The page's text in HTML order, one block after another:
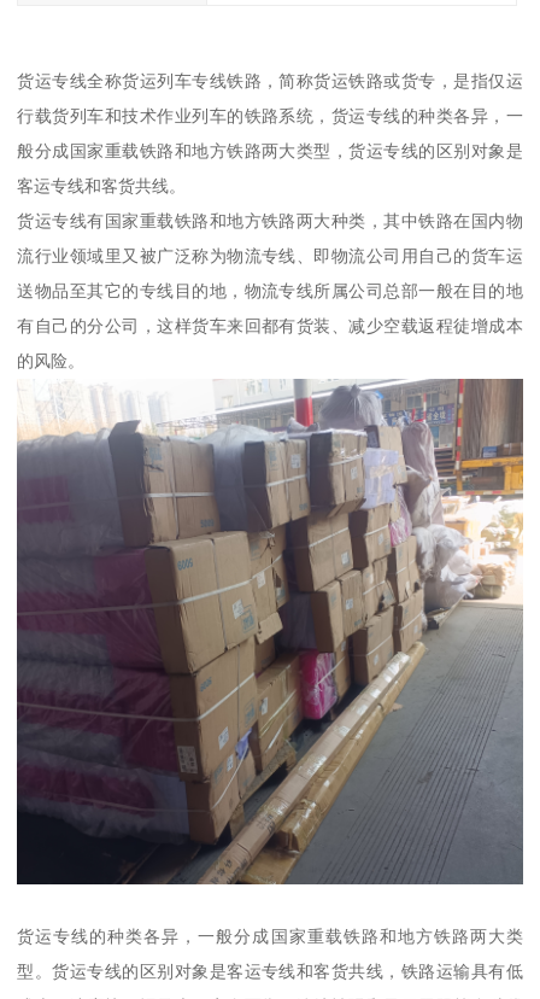
货运专线全称货运列车专线铁路，简称货运铁路或货专，是指仅运
行载货列车和技术作业列车的铁路系统，货运专线的种类各异，一
般分成国家重载铁路和地方铁路两大类型，货运专线的区别对象是
客运专线和客货共线。
货运专线有国家重载铁路和地方铁路两大种类，其中铁路在国内物
流行业领域里又被广泛称为物流专线、即物流公司用自己的货车运
送物品至其它的专线目的地，物流专线所属公司总部一般在目的地
有自己的分公司，这样货车来回都有货装、减少空载返程徒增成本
的风险。
货运专线的种类各异，一般分成国家重载铁路和地方铁路两大类
型。货运专线的区别对象是客运专线和客货共线，铁路运输具有低